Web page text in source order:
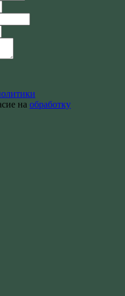
на обработку